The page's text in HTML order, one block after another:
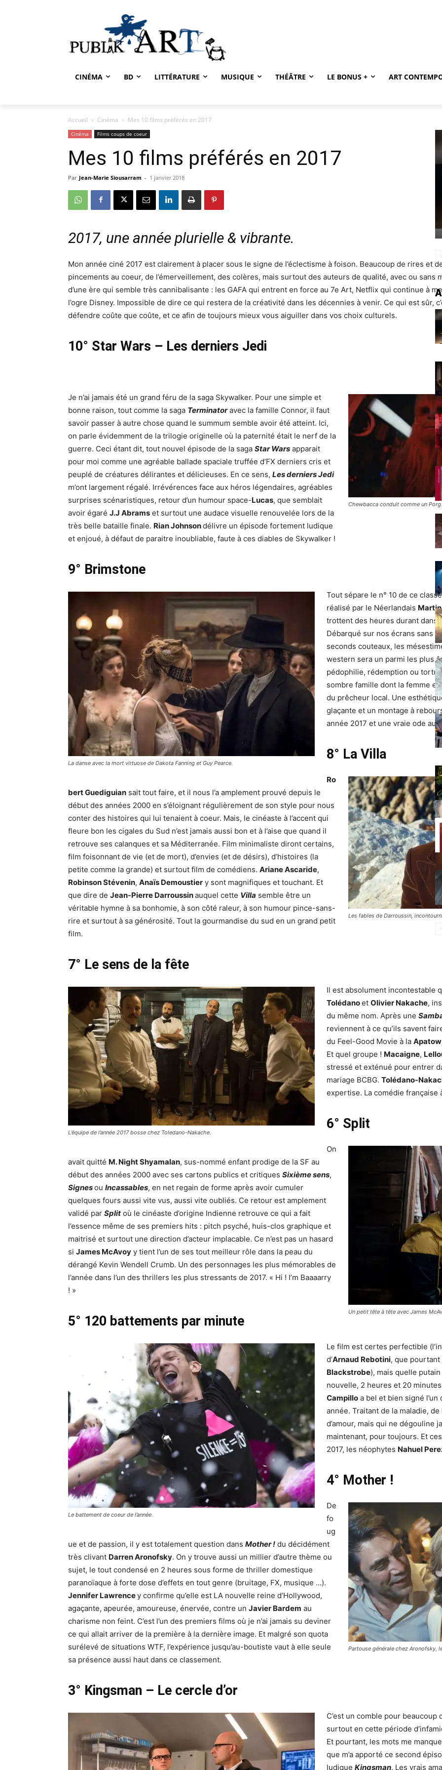
CINÉMA BD LITTÉRATURE MUSIQUE THÉÂTRE LE BONUS + ART
Accueil Cinéma Mes 10 films préférés en 2017
Cinéma Films coups de coeur
Mes 10 films préférés en 2017
Par Jean-Marie Siousarram - 1 janvier 2018
2017, une année plurielle & vibrante.
Mon année ciné 2017 est clairement à placer sous le signe de l’éclectisme à foison. Beaucoup de rires et
pincements au coeur, de l’émerveillement, des colères, mais surtout des auteurs de qualité, avec ou sans
d’une ère qui semble très cannibalisante : les GAFA qui entrent en force au 7e Art, Netflix qui continue à
l’ogre Disney. Impossible de dire ce qui restera de la créativité dans les décennies à venir. Ce qui est sûr,
défendre coûte que coûte, et ce afin de toujours mieux vous aiguiller dans vos choix culturels.
10° Star Wars – Les derniers Jedi
Chewbacca conduit comme un Porg.
Je n’ai jamais été un grand féru de la saga Skywalker. Pour une simple et
bonne raison, tout comme la saga Terminatoravec la famille Connor, il faut
savoir passer à autre chose quand le summum semble avoir été atteint. Ici,
on parle évidemment de la trilogie originelle où la paternité était le nerf de la
guerre. Ceci étant dit, tout nouvel épisode de la saga Star Wars apparait
pour moi comme une agréable ballade spaciale truffée d’FX derniers cris et
peuplé de créatures délirantes et délicieuses. En ce sens, Les derniers Jedi
m’ont largement régalé. Irrévérences face aux héros légendaires, agréables
surprises scénaristiques, retour d’un humour space-Lucas, que semblait
avoir égaré J.J Abrams et surtout une audace visuelle renouvelée lors de la
très belle bataille finale. Rian Johnsondélivre un épisode fortement ludique
et enjoué, à défaut de paraitre inoubliable, faute à ces diables de Skywalker !
9° Brimstone
La danse avec la mort virtuose de Dakota Fanning et Guy Pearce.
Tout sépare le n° 10 de ce
réalisé par le Néerlandais
trottent des heures durant dans
Débarqué sur nos écrans sans
seconds couteaux, les
western sera un parmi les plus
pédophilie, rédemption ou
sombre famille dont la femme
du prêcheur local. Une
glaçante et un montage à
année 2017 et une vraie ode au
8° La Villa
Les fables de Darroussin,
Ro
bert Guediguian sait tout faire, et il nous l’a amplement prouvé depuis le
début des années 2000 en s’éloignant régulièrement de son style pour nous
conter des histoires qui lui tenaient à coeur. Mais, le cinéaste à l’accent qui
fleure bon les cigales du Sud n’est jamais aussi bon et à l’aise que quand il
retrouve ses calanques et sa Méditerranée. Film minimaliste diront certains,
film foisonnant de vie (et de mort), d’envies (et de désirs), d’histoires (la
petite comme la grande) et surtout film de comédiens. Ariane Ascaride,
Robinson Stévenin, Anaïs Demoustier y sont magnifiques et touchant. Et
que dire de Jean-Pierre Darroussinauquel cette Villa semble être un
véritable hymne à sa bonhomie, à son côté raleur, à son humour pince-sans-
rire et surtout à sa générosité. Tout la gourmandise du sud en un grand petit
film.
7° Le sens de la fête
L’équipe de l’année 2017 bosse chez Toledano-Nakache.
Il est absolument incontestable
Tolédanoet Olivier Nakache,
du même nom. Après une
reviennent à ce qu’ils savent
du Feel-Good Movie à la Apatow
Et quel groupe ! Macaigne,
stressé et exténué pour entrer
mariage BCBG. Tolédano-
expertise. La comédie française
6° Split
Un petit tête à tête avec James
On
avait quitté M. Night Shyamalan, sus-nommé enfant prodige de la SF au
début des années 2000 avec ses cartons publics et critiques Sixième sens,
Signesou Incassables, en net regain de forme après avoir cumuler
quelques fours aussi vite vus, aussi vite oubliés. Ce retour est amplement
validé par Split où le cinéaste d’origine Indienne retrouve ce qui a fait
l’essence même de ses premiers hits : pitch psyché, huis-clos graphique et
maitrisé et surtout une direction d’acteur implacable. Ce n’est pas un hasard
si James McAvoy y tient l’un de ses tout meilleur rôle dans la peau du
dérangé Kevin Wendell Crumb. Un des personnages les plus mémorables de
l’année dans l’un des thrillers les plus stressants de 2017. « Hi ! I’m Baaaarry
! »
5° 120 battements par minute
Le battement de coeur de l’année.
Le film est certes perfectible
d’Arnaud Rebotini, que pourtant
Blackstrobe), mais quelle
nouvelle, 2 heures et 20
Campillo a bel et bien signé
année. Traitant de la maladie, de
d’amour, mais qui ne dégouline
maintenant, pour toujours. Et
2017, les néophytes Nahuel
4° Mother !
Partouse générale chez Aronofsky, le
De
fo
ug
ue et de passion, il y est totalement question dans Mother ! du décidément
très clivant Darren Aronofsky. On y trouve aussi un millier d’autre thème ou
sujet, le tout condensé en 2 heures sous forme de thriller domestique
paranoïaque à forte dose d’effets en tout genre (bruitage, FX, musique …).
Jennifer Lawrencey confirme qu’elle est LA nouvelle reine d’Hollywood,
agaçante, apeurée, amoureuse, énervée, contre un Javier Bardem au
charisme non feint. C’est l’un des premiers films où je n’ai jamais su deviner
ce qui allait arriver de la première à la dernière image. Et malgré son quota
surélevé de situations WTF, l’expérience jusqu’au-boutiste vaut à elle seule
sa présence aussi haut dans ce classement.
3° Kingsman – Le cercle d’or
C’est un comble pour
surtout en cette période
Et pourtant, les mots me
que m’a apporté ce second
ludique Kingsman. Les vrais